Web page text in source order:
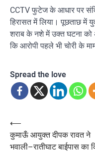
CCTV फुटेज के आधार पर
हिरासत में लिया। पूछताछ में
शराब के नशे में उक्त घटना को
कि आरोपी पहले भी चोरी के
Spread the love
Post
navigation
⟵
कुमाऊँ आयुक्त दीपक रावत ने
भवाली–रातीघाट बाईपास का